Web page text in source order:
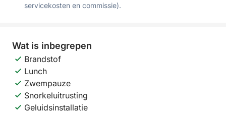
servicekosten en commissie).
Wat is inbegrepen
Brandstof
Lunch
Zwempauze
Snorkeluitrusting
Geluidsinstallatie